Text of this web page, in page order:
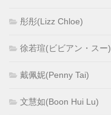
彤彤(Lizz Chloe)
徐若瑄(ビビアン・スー)
戴佩妮(Penny Tai)
文慧如(Boon Hui Lu)